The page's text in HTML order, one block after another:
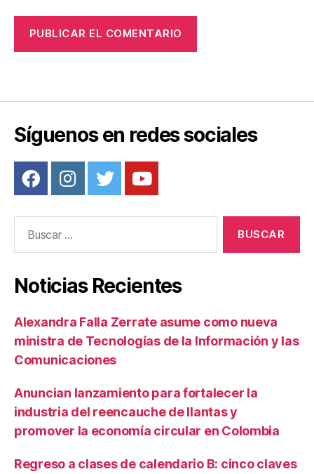
Síguenos en redes sociales
Noticias Recientes
Alexandra Falla Zerrate asume como nueva
ministra de Tecnologías de la Información y las
Comunicaciones
Anuncian lanzamiento para fortalecer la
industria del reencauche de llantas y
promover la economía circular en Colombia
Regreso a clases de calendario B: cinco claves